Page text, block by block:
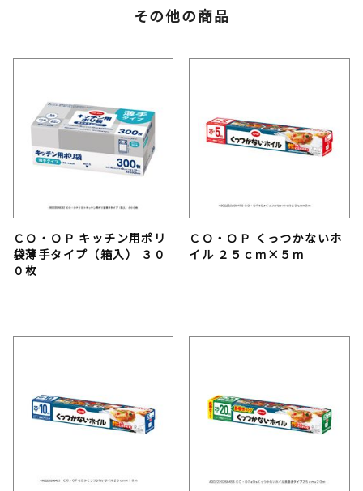
その他の商品
ＣＯ・ＯＰ キッチン用ポリ
袋薄手タイプ（箱入） ３０
０枚
ＣＯ・ＯＰ くっつかないホ
イル ２５ｃｍ×５ｍ